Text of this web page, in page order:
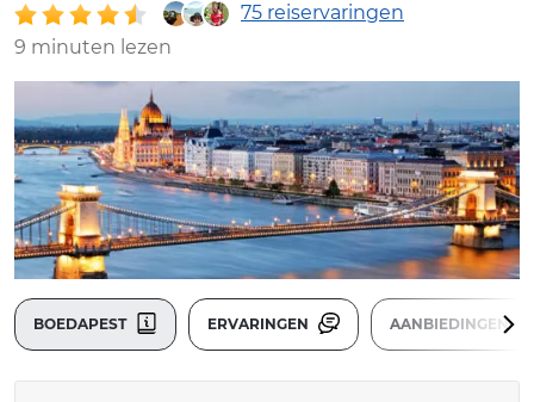
75 reiservaringen
9 minuten lezen
BOEDAPEST ERVARINGEN AANBIEDINGEN